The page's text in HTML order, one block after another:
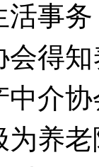
活事
得
介
养